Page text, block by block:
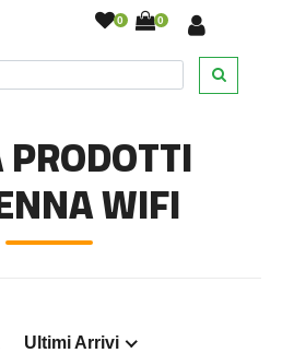
0 0
/Antenna WIFI/
WIFI
Ultimi Arrivi